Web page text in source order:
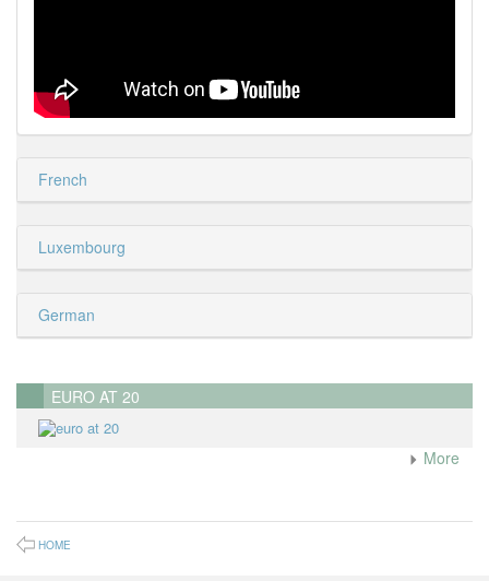
French
Luxembourg
German
EURO AT 20
More
HOME